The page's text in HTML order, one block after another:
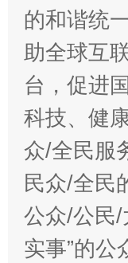
的和谐统
助全球互
台，促进
科技、健
众/全民服
民众/全民
公众/公民/
实事”的